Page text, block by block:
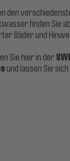
den
finden Sie
Bäder und
Sie hier in der
und lassen Sie